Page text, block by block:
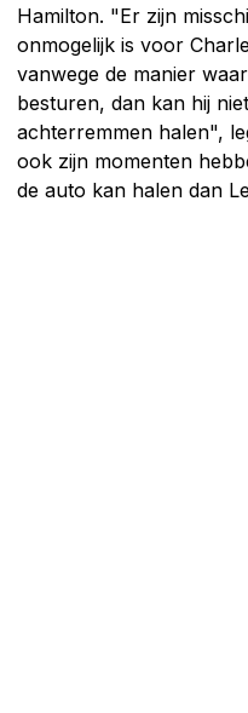
Hamilton. "Er zijn
onmogelijk is voor
vanwege de manier
besturen, dan kan hij
achterremmen halen",
ook zijn momenten
de auto kan halen dan